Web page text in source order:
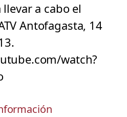
a cabo el
Antofagasta, 14
watch?